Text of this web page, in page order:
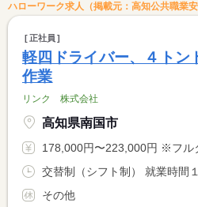
ハローワーク求人（掲載元：高知公共職業安
正社員
軽四ドライバー、４トン
作業
リンク 株式会社
高知県南国市
178,000円〜223,000円 ※フルタイム求人の場合は月額（換算額）
その他